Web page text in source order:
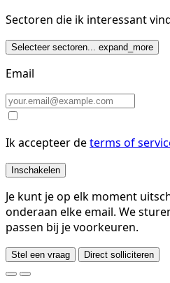
Sectoren die ik interessant
Selecteer sectoren... expand_more
Email
Ik accepteer determs of
Inschakelen
Je kunt je op elk moment
onderaan elke email. We
passen bij je voorkeuren.
Stel een vraag Direct solliciteren